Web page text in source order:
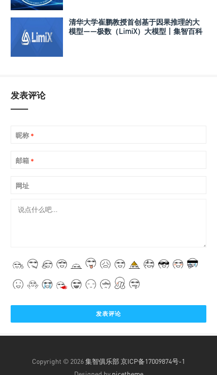
清华大学崔鹏教授首创基于因果推理的大
模型——极数（LimiX）大模型丨集智百科
发表评论
昵称 *
邮箱 *
网址
Copyright © 2026集智俱乐部 京ICP备17009874号-1